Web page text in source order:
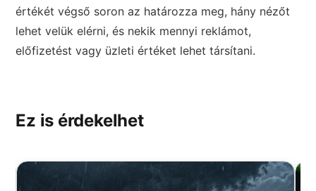
értékét végső soron az határozza meg, hány nézőt
lehet velük elérni, és nekik mennyi reklámot,
előfizetést vagy üzleti értéket lehet társítani.
Ez is érdekelhet